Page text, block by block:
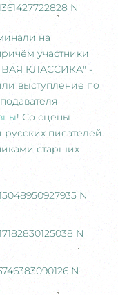
на
участники
КЛАССИКА" -
выступление по
! Со сцены
писателей.
старших